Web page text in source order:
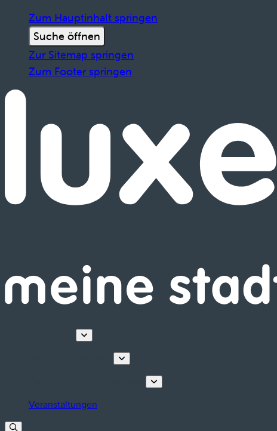
Zum Hauptinhalt springen
Suche öffnen
Zur Sitemap springen
Zum Footer springen
Veranstaltungen